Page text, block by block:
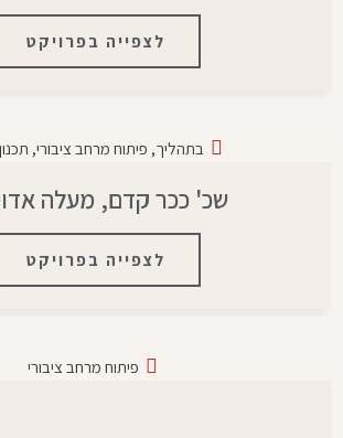
לצפייה בפרויקט
בתהליך, פיתוח מרחב ציבורי,
שכ' ככר קדם, מעלה
לצפייה בפרויקט
פיתוח מרחב ציבורי